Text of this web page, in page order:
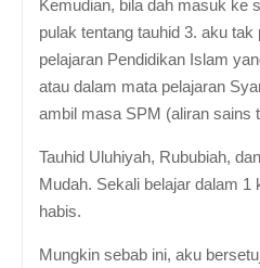
Kemudian, bila dah masuk ke
pulak tentang tauhid 3. aku
pelajaran Pendidikan Islam
atau dalam mata pelajaran
ambil masa SPM (aliran sains
Tauhid Uluhiyah, Rububiah,
Mudah. Sekali belajar dalam 1
habis.
Mungkin sebab ini, aku